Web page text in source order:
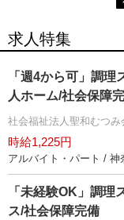
求人特集
「週4から可」調
人ホーム/社会保障
社会福祉法人聖和むつみ
時給1,225円
アルバイト・パート / 神
「未経験OK」調理
ス/社会保障完備